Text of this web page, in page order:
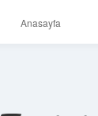
Anasayfa